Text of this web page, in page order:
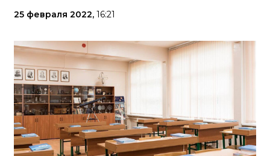
25 февраля 2022, 16:21